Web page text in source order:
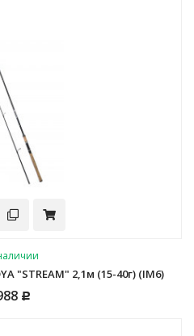
"STREAM" 2,1м (15-40г) (IM6)
Р